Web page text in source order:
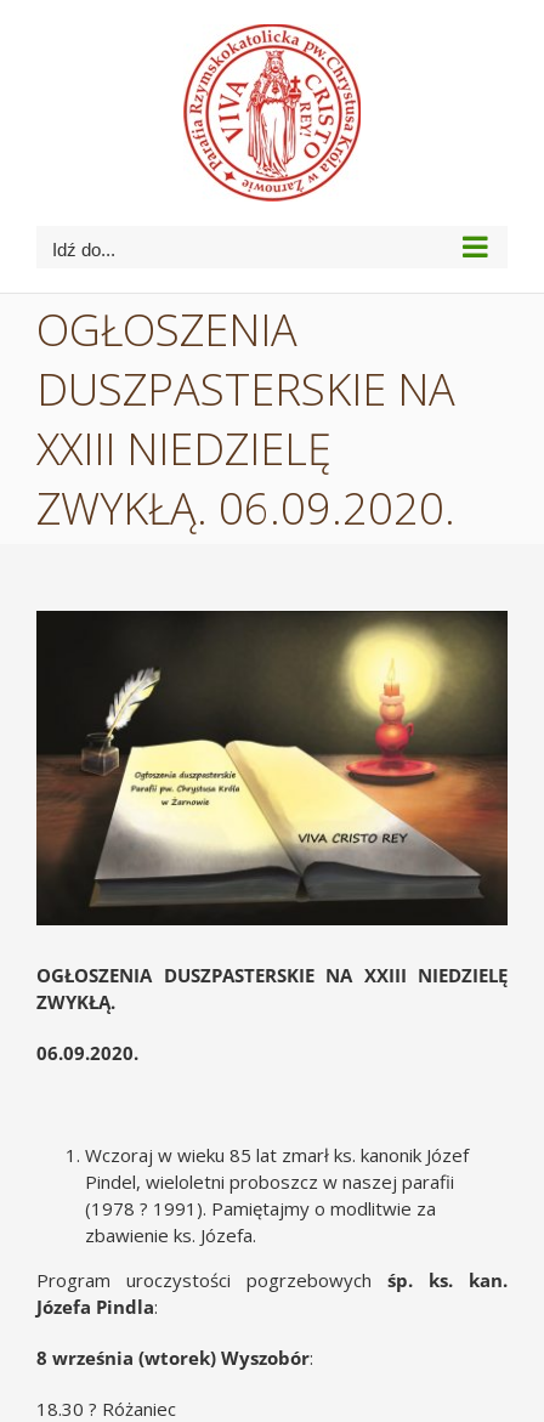
Idź do...
OGŁOSZENIA
DUSZPASTERSKIE NA
XXIII NIEDZIELĘ
ZWYKŁĄ. 06.09.2020.
OGŁOSZENIA DUSZPASTERSKIE NA XXIII NIEDZIELĘ
ZWYKŁĄ.
06.09.2020.
Wczoraj w wieku 85 lat zmarł ks. kanonik Józef
Pindel, wieloletni proboszcz w naszej parafii
(1978 ? 1991). Pamiętajmy o modlitwie za
zbawienie ks. Józefa.
Program uroczystości pogrzebowych śp. ks. kan.
Józefa Pindla:
8 września (wtorek) Wyszobór:
18.30 ? Różaniec